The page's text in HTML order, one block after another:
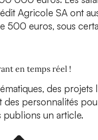
Agricole SA ont
500 euros, sous
en temps réel !
des projets
des personnalités
publions un article.